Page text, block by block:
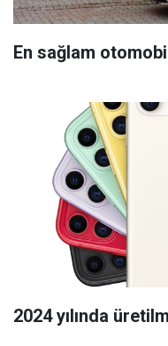
En sağlam
2024 yılında